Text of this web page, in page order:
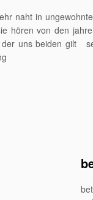
naht in
hören von den
uns beiden gilt